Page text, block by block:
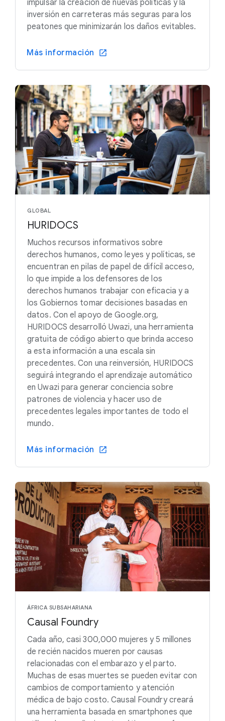
impulsar la creación de nuevas políticas y la
inversión en carreteras más seguras para los
peatones que minimizarán los daños evitables.
Más información
GLOBAL
HURIDOCS
Muchos recursos informativos sobre
derechos humanos, como leyes y políticas, se
encuentran en pilas de papel de difícil acceso,
lo que impide a los defensores de los
derechos humanos trabajar con eficacia y a
los Gobiernos tomar decisiones basadas en
datos. Con el apoyo de Google.org,
HURIDOCS desarrolló Uwazi, una herramienta
gratuita de código abierto que brinda acceso
a esta información a una escala sin
precedentes. Con una reinversión, HURIDOCS
seguirá integrando el aprendizaje automático
en Uwazi para generar conciencia sobre
patrones de violencia y hacer uso de
precedentes legales importantes de todo el
mundo.
Más información
ÁFRICA SUBSAHARIANA
Causal Foundry
Cada año, casi 300,000 mujeres y 5 millones
de recién nacidos mueren por causas
relacionadas con el embarazo y el parto.
Muchas de esas muertes se pueden evitar con
cambios de comportamiento y atención
médica de bajo costo. Causal Foundry creará
una herramienta basada en smartphones que